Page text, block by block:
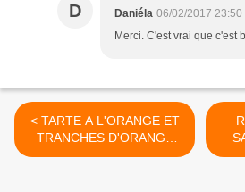
D Daniéla 06/02/2017 23:50
Merci. C'est vrai que c'est
< TARTE A L'ORANGE ET
TRANCHES D'ORANGE
CONFITES